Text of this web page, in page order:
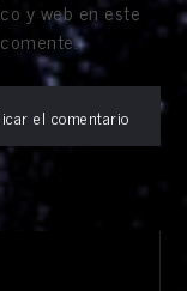
y web en este